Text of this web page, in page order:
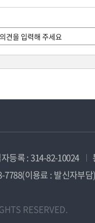
등록 : 314-82-10024
7788(이용료 : 발신자부담)
RESERVED.